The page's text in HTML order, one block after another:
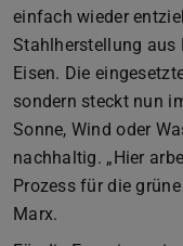
einfach wieder
Stahlherstellung aus
Eisen. Die
sondern steckt nun
Sonne, Wind oder
nachhaltig. „Hier
Prozess für die
Marx.